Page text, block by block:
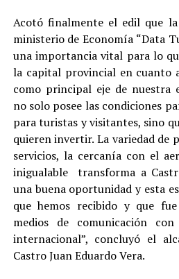
Acotó finalmente el edil que
ministerio de Economía “Data
una importancia vital para lo
la capital provincial en cuanto
como principal eje de nuestra
no solo posee las condiciones
para turistas y visitantes, sino
quieren invertir. La variedad de
servicios, la cercanía con el
inigualable transforma a
una buena oportunidad y esta
que hemos recibido y que
medios de comunicación
internacional”, concluyó el
Castro Juan Eduardo Vera.